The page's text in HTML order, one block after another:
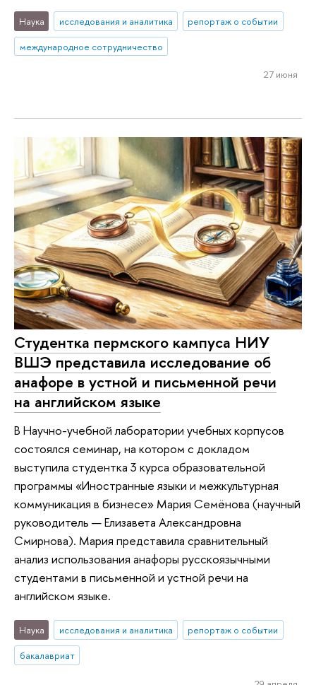
Наука исследования и аналитика
репортаж о событии
международное сотрудничество
27 июня
Студентка пермского кампуса НИУ
ВШЭ представила исследование об
анафоре в устной и письменной речи
на английском языке
В Научно-учебной лаборатории учебных корпусов
состоялся семинар, на котором с докладом
выступила студентка 3 курса образовательной
программы «Иностранные языки и межкультурная
коммуникация в бизнесе» Мария Семёнова (научный
руководитель — Елизавета Александровна
Смирнова). Мария представила сравнительный
анализ использования анафоры русскоязычными
студентами в письменной и устной речи на
английском языке.
Наука исследования и аналитика
репортаж о событии
бакалавриат